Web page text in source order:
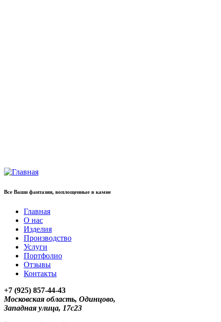
Все Ваши фантазии, воплощенные в камне
Главная
О нас
Изделия
Производство
Услуги
Портфолио
Отзывы
Контакты
+7 (925) 857-44-43
Московская область, Одинцово,
Западная улица, 17с23